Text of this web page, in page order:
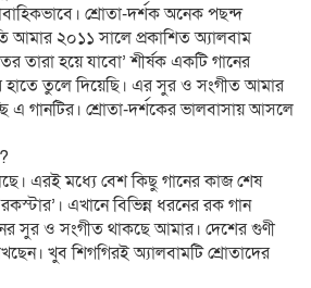
শ্রোতা-দর্শক অনেক পছন্দ
আমার ২০১১ সালে প্রকাশিত অ্যালবাম
তারা হয়ে যাবো’ শীর্ষক একটি গানের
হাতে তুলে দিয়েছি। এর সুর ও সংগীত আমার
এ গানটির। শ্রোতা-দর্শকের ভালবাসায় আসলে
এরই মধ্যে বেশ কিছু গানের কাজ শেষ
এখানে বিভিন্ন ধরনের রক গান
সুর ও সংগীত থাকছে আমার। দেশের গুণী
খুব শিগগিরই অ্যালবামটি শ্রোতাদের